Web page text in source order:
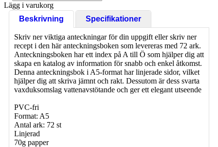
Lägg i varukorg
Beskrivning
Specifikationer
Skriv ner viktiga anteckningar för din uppgift eller skriv ner
recept i den här anteckningsboken som levereras med 72 ark.
Anteckningsboken har ett index på A till Ö som hjälper dig att
skapa en katalog av information för snabb och enkel åtkomst.
Denna anteckningsbok i A5-format har linjerade sidor, vilket
hjälper dig att skriva jämnt och rakt. Dessutom är dess svarta
vaxduksomslag vattenavstötande och ger ett elegant utseende
PVC-fri
Format: A5
Antal ark: 72 st
Linjerad
70g papper